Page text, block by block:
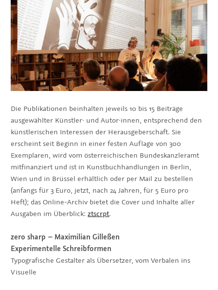
Die Publikationen beinhalten jeweils 10 bis 15 Beiträge
ausgewählter Künstler· und Autor·innen, entsprechend den
künstlerischen Interessen der Herausgeberschaft. Sie
erscheint seit Beginn in einer festen Auflage von 300
Exemplaren, wird vom österreichischen Bundeskanzleramt
mitfinanziert und ist in Kunstbuchhandlungen in Berlin,
Wien und in Brüssel erhältlich oder per Mail zu bestellen
(anfangs für 3 Euro, jetzt, nach 24 Jahren, für 5 Euro pro
Heft); das Online-Archiv bietet die Cover und Inhalte aller
Ausgaben im Überblick:ztscrpt.
zero sharp – Maximilian Gilleßen
Experimentelle Schreibformen
Typografische Gestalter als Übersetzer, vom Verbalen ins
Visuelle